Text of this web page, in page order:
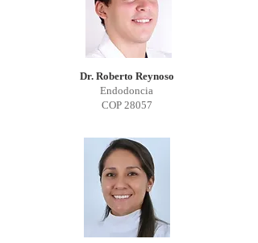
Dr. Roberto Reynoso
Endodoncia
COP 28057